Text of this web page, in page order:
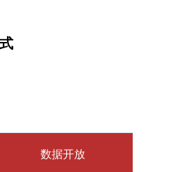
数据开放